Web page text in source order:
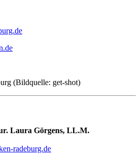
(Bildquelle: get-shot)
Laura Görgens, LL.M.
radeburg.de